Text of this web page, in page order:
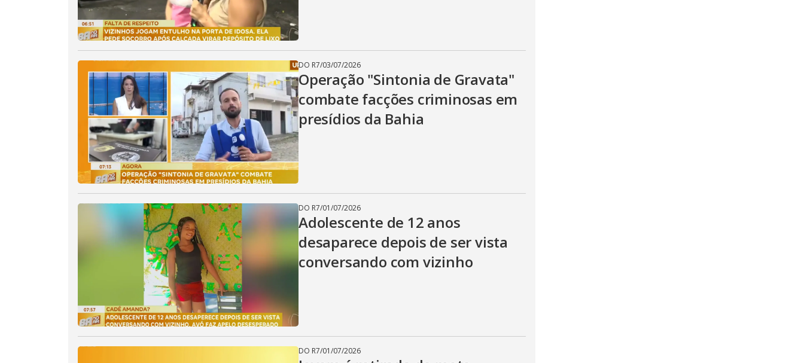
i
d
e
o
DO R7/03/07/2026
Operação "Sintonia de Gravata"
combate facções criminosas em
presídios da Bahia
DO R7/01/07/2026
Adolescente de 12 anos
desaparece depois de ser vista
conversando com vizinho
DO R7/01/07/2026